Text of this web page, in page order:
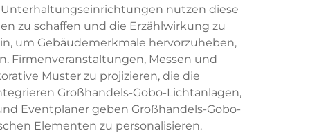
Unterhaltungseinrichtungen nutzen diese
zu schaffen und die Erzählwirkung zu
um Gebäudemerkmale hervorzuheben,
Firmenveranstaltungen, Messen und
Muster zu projizieren, die die
Großhandels-Gobo-Lichtanlagen,
Eventplaner geben Großhandels-Gobo-
Elementen zu personalisieren.